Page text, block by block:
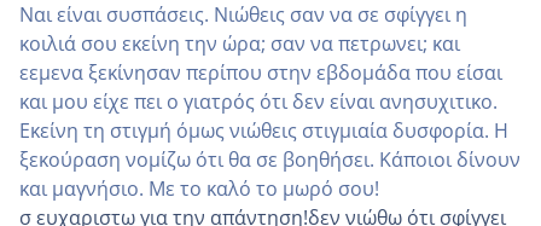
Ναι είναι συσπάσεις. Νιώθεις σαν να σε σφίγγει η
κοιλιά σου εκείνη την ώρα; σαν να πετρωνει; και
εεμενα ξεκίνησαν περίπου στην εβδομάδα που είσαι
και μου είχε πει ο γιατρός ότι δεν είναι ανησυχιτικο.
Εκείνη τη στιγμή όμως νιώθεις στιγμιαία δυσφορία. Η
ξεκούραση νομίζω ότι θα σε βοηθήσει. Κάποιοι δίνουν
και μαγνήσιο. Με το καλό το μωρό σου!
σ ευχαριστω για την απάντηση!δεν νιώθω ότι σφίγγει